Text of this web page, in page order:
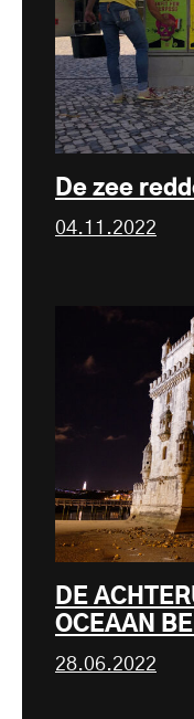
De zee
04.11.2022
DE
OCEAAN
28.06.2022